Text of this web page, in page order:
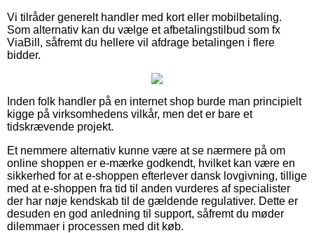
Vi tilråder generelt handler med kort eller mobilbetaling.
Som alternativ kan du vælge et afbetalingstilbud som fx
ViaBill, såfremt du hellere vil afdrage betalingen i flere
bidder.
Inden folk handler på en internet shop burde man principielt
kigge på virksomhedens vilkår, men det er bare et
tidskrævende projekt.
Et nemmere alternativ kunne være at se nærmere på om
online shoppen er e-mærke godkendt, hvilket kan være en
sikkerhed for at e-shoppen efterlever dansk lovgivning, tillige
med at e-shoppen fra tid til anden vurderes af specialister
der har nøje kendskab til de gældende regulativer. Dette er
desuden en god anledning til support, såfremt du møder
dilemmaer i processen med dit køb.